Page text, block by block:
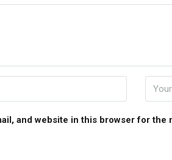
and website in this browser for the